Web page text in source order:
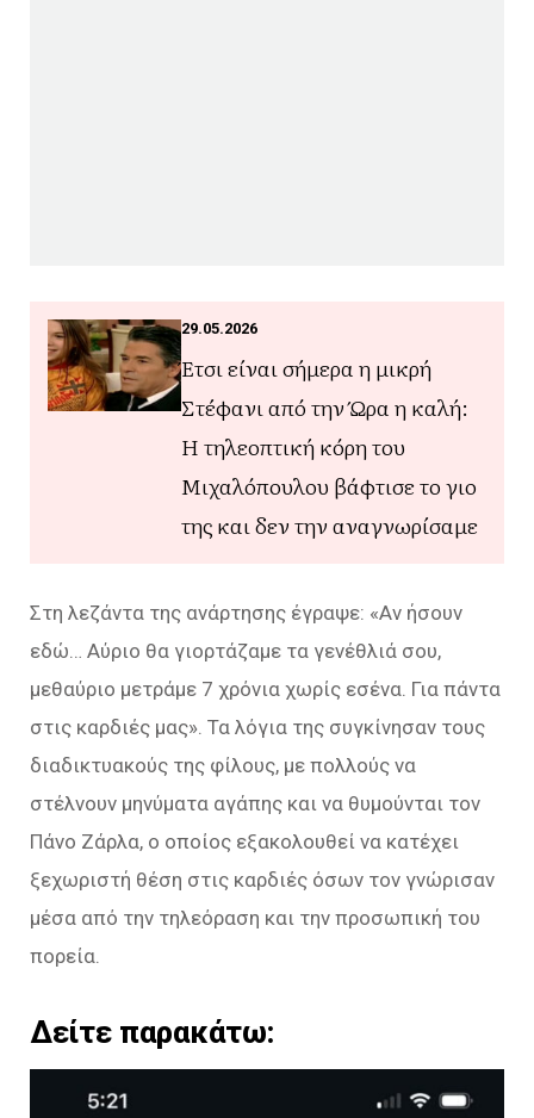
29.05.2026
Έτσι είναι σήμερα η μικρή
Στέφανι από την Ώρα η καλή:
Η τηλεοπτική κόρη του
Μιχαλόπουλου βάφτισε το γιο
της και δεν την αναγνωρίσαμε
Στη λεζάντα της ανάρτησης έγραψε: «Αν ήσουν
εδώ… Αύριο θα γιορτάζαμε τα γενέθλιά σου,
μεθαύριο μετράμε 7 χρόνια χωρίς εσένα. Για πάντα
στις καρδιές μας». Τα λόγια της συγκίνησαν τους
διαδικτυακούς της φίλους, με πολλούς να
στέλνουν μηνύματα αγάπης και να θυμούνται τον
Πάνο Ζάρλα, ο οποίος εξακολουθεί να κατέχει
ξεχωριστή θέση στις καρδιές όσων τον γνώρισαν
μέσα από την τηλεόραση και την προσωπική του
πορεία.
Δείτε παρακάτω: